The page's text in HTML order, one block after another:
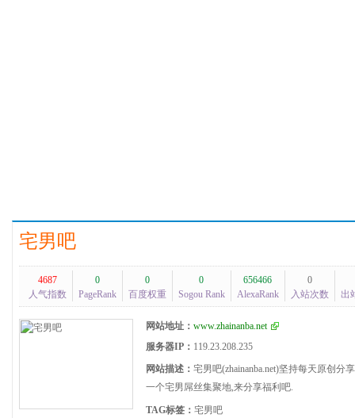
宅男吧
4687
人气指数
0
PageRank
0
百度权重
0
Sogou Rank
656466
AlexaRank
0
入站次数
出
网站地址： www.zhainanba.net
服务器IP： 119.23.208.235
网站描述： 宅男吧(zhainanba.net)坚持每天原创
一个宅男屌丝集聚地,来分享福利吧.
TAG标签： 宅男吧